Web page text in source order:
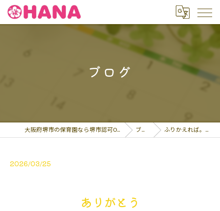
ブログ
大阪府堺市の保育園なら堺市認可OHANA保育園 ブログ ふりかえれば。4月の…
2026/03/25
ありがとう